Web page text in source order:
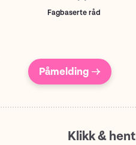
Fagbaserte råd
Påmelding →
Klikk & hent